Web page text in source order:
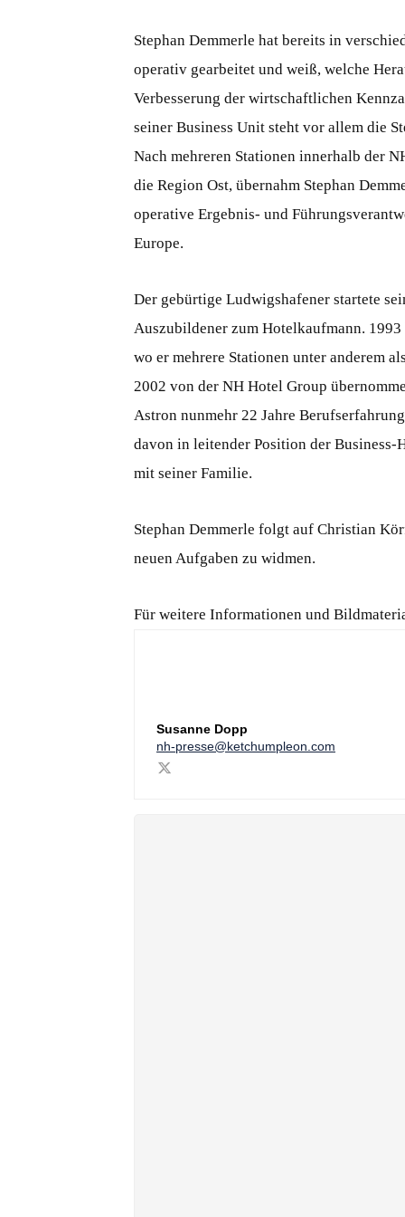
Stephan Demmerle hat bereits in
operativ gearbeitet und weiß, welche
Verbesserung der wirtschaftlichen
seiner Business Unit steht vor allem die
Nach mehreren Stationen innerhalb der
die Region Ost, übernahm Stephan
operative Ergebnis- und
Europe.
Der gebürtige Ludwigshafener startete
Auszubildener zum Hotelkaufmann.
wo er mehrere Stationen unter anderem
2002 von der NH Hotel Group
Astron nunmehr 22 Jahre
davon in leitender Position der
mit seiner Familie.
Stephan Demmerle folgt auf Christian
neuen Aufgaben zu widmen.
Für weitere Informationen und
Susanne Dopp
nh-presse@ketchumpleon.com